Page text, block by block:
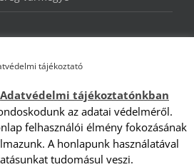
tájékoztató
Adatvédelmi tájékoztatónkban
az adatai védelméről.
felhasználói élmény fokozásának
A honlapunk használatával
tudomásul veszi.